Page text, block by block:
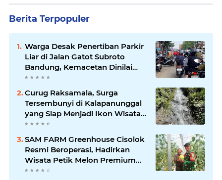
Berita Terpopuler
Warga Desak Penertiban Parkir
Liar di Jalan Gatot Subroto
Bandung, Kemacetan Dinilai
Makin Mengkhawatirkan
Curug Raksamala, Surga
Tersembunyi di Kalapanunggal
yang Siap Menjadi Ikon Wisata
Alam Baru Kabupaten
SAM FARM Greenhouse Cisolok
Resmi Beroperasi, Hadirkan
Wisata Petik Melon Premium
dan Edukasi Pertanian Modern